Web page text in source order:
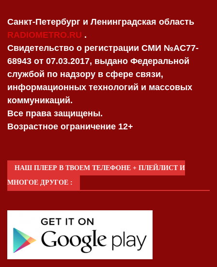
Санкт-Петербург и Ленинградская область
RADIOMETRO.RU .
Свидетельство о регистрации СМИ №AC77-
68943 от 07.03.2017, выдано Федеральной
службой по надзору в сфере связи,
информационных технологий и массовых
коммуникаций.
Все права защищены.
Возрастное ограничение 12+
НАШ ПЛЕЕР В ТВОЕМ ТЕЛЕФОНЕ + ПЛЕЙЛИСТ И
МНОГОЕ ДРУГОЕ :